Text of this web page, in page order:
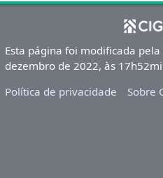
Esta página foi modificada
dezembro de 2022, às
Política de privacidade
Sobre